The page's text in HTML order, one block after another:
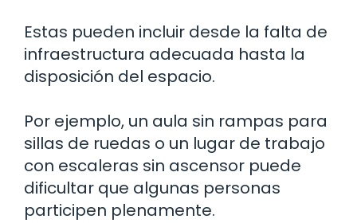
Estas pueden incluir desde la falta de
infraestructura adecuada hasta la
disposición del espacio.
Por ejemplo, un aula sin rampas para
sillas de ruedas o un lugar de trabajo
con escaleras sin ascensor puede
dificultar que algunas personas
participen plenamente.